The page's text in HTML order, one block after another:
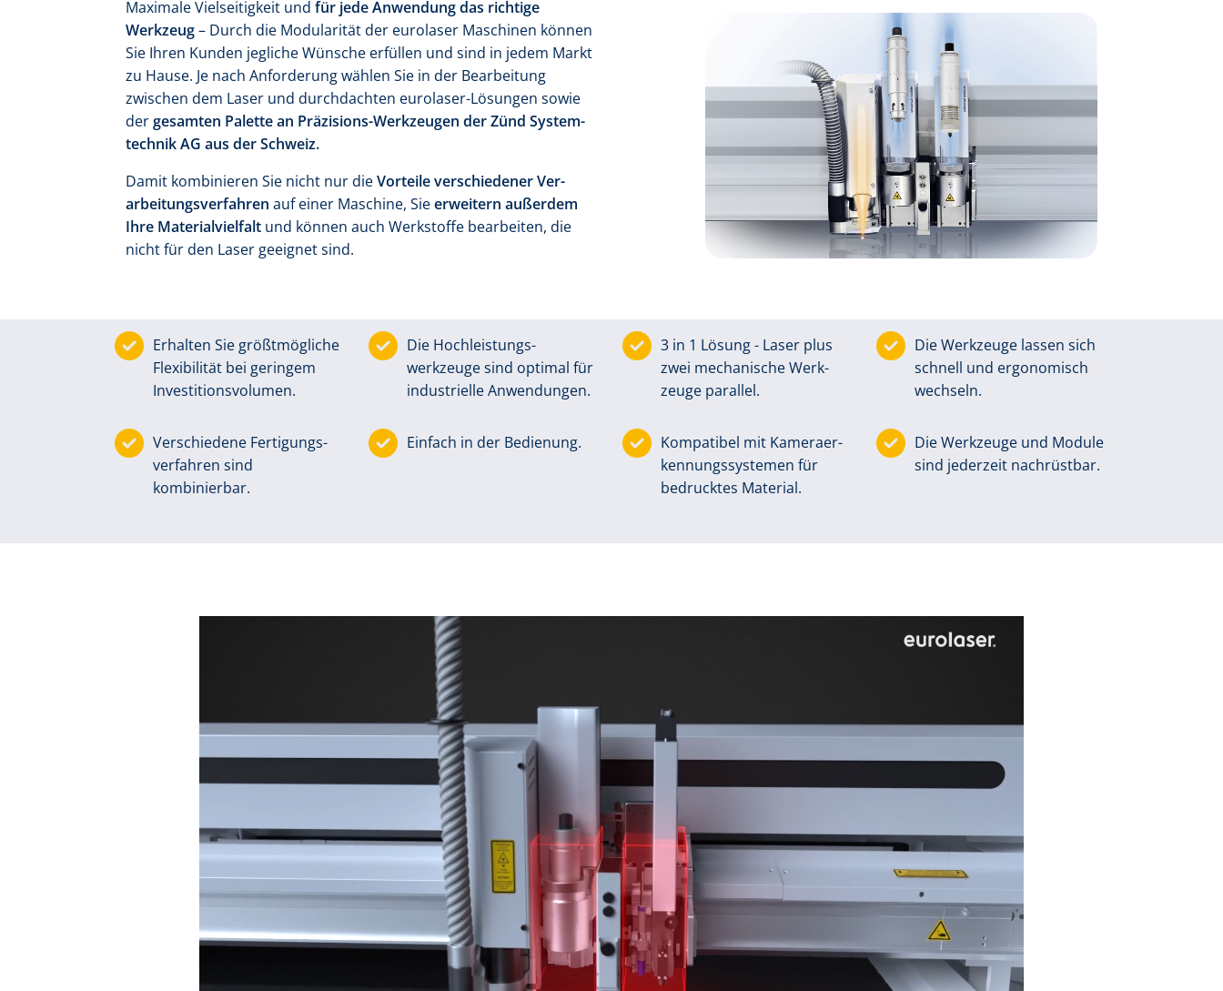
Maximale Vielseitigkeit und für jede Anwendung das richtige
Werkzeug– Durch die Modularität der eurolaser Maschinen können
Sie Ihren Kunden jegliche Wünsche erfüllen und sind in jedem Markt
zu Hause. Je nach Anforde­rung wählen Sie in der Bear­beitung
zwischen dem Laser und durch­dachten eurolaser-Lösungen sowie
dergesamten Palette an Präzisions-Werk­zeugen der Zünd System­
technik AG aus der Schweiz.
Damit kombi­nieren Sie nicht nur dieVorteile verschie­dener Ver­
arbeitungs­verfahren auf einer Maschine, Sieerweitern außerdem
Ihre Material­vielfalt und können auch Werk­stoffe bear­beiten, die
nicht für den Laser geeignet sind.
Erhalten Sie größt­mögliche
Flexi­bi­lität bei geringem
Investitions­volumen.
Die Hoch­leistungs­
werkzeuge sind optimal für
indus­trielle An­wen­dungen.
3 in 1 Lösung - Laser plus
zwei mecha­nische Werk­
zeuge parallel.
Die Werk­zeuge lassen sich
schnell und ergo­no­misch
wechseln.
Verschiedene Ferti­gungs­
ver­fahren sind
kombinierbar.
Einfach in der Bedienung.
Kompatibel mit Kamera­er­
ken­nungs­systemen für
bedrucktes Material.
Die Werk­zeuge und Module
sind jederzeit nach­rüstbar.